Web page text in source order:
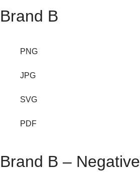
Brand B
PNG
JPG
SVG
PDF
Brand B – Negative